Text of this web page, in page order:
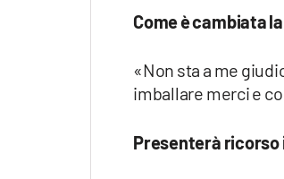
Come è cambiata
«Non sta a me
imballare merci e
Presenterà ricorso